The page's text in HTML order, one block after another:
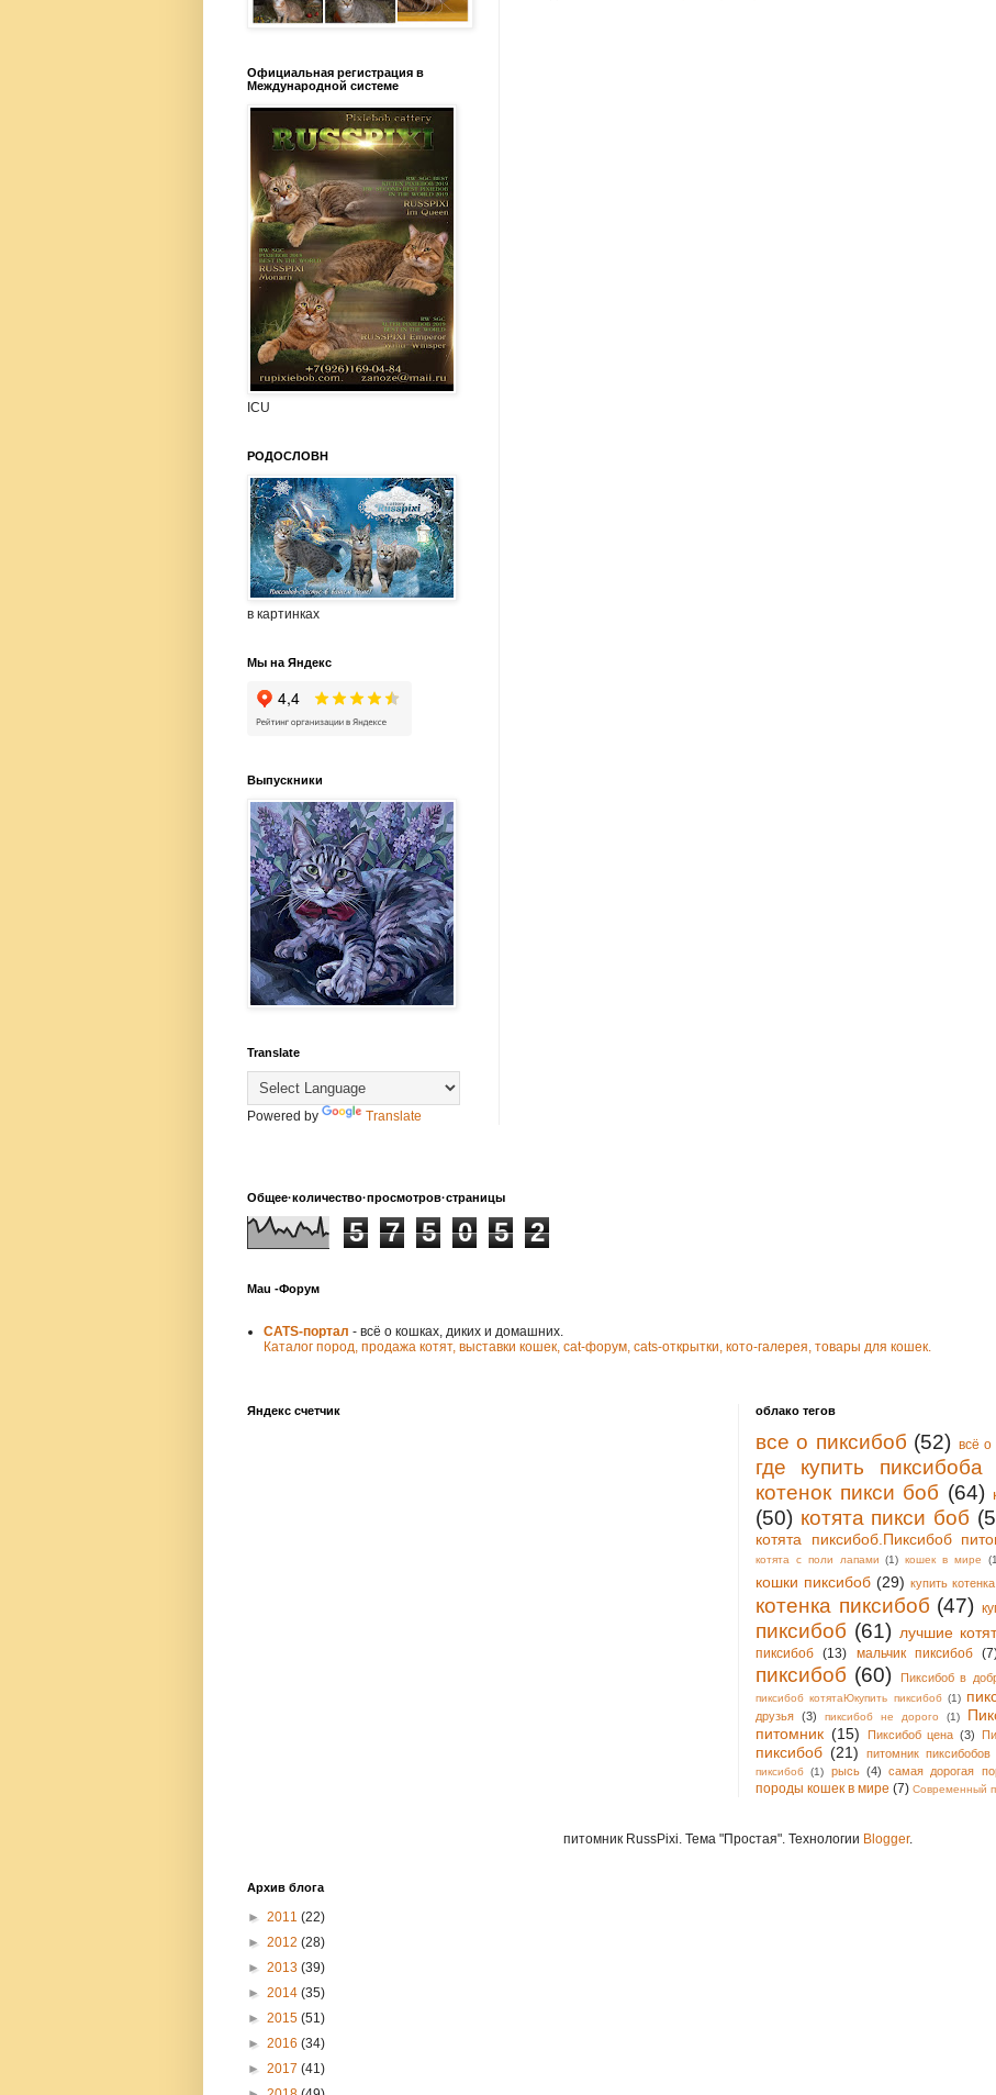
Официальная регистрация в
Международной системе
ICU
РОДОСЛОВН
в картинках
Мы на Яндекс
Выпускники
Translate
Powered by Translate
Общее·количество·просмотров·страницы
5 7 5 0 5 2
Mau -Форум
CATS-портал - всё о кошках, диких и домашних.
Каталог пород, продажа котят, выставки кошек, cat-форум, cats-открытки, кото-галерея, товары для кошек.
Яндекс счетчик облако тегов
все о пиксибоб (52) всё о
где купить пиксибоба
котенок пикси боб (64)
(50) котята пикси боб
котята пиксибоб.Пиксибоб
котята с поли лапами (1) кошек в мире
кошки пиксибоб (29) купить котенка
котенка пиксибоб (47)
пиксибоб (61) лучшие
пиксибоб (13) мальчик пиксибоб
пиксибоб (60) Пиксибоб в
пиксибоб котятаЮкупить пиксибоб (1)
друзья (3) пиксибоб не дорого (1)
питомник (15) Пиксибоб цена (3)
пиксибоб (21) питомник пиксибобов
пиксибоб (1) рысь (4) самая дорогая
породы кошек в мире (7) Современный
питомник RussPixi. Тема "Простая". Технологии Blogger.
Архив блога
► 2011 (22)
► 2012 (28)
► 2013 (39)
► 2014 (35)
► 2015 (51)
► 2016 (34)
► 2017 (41)